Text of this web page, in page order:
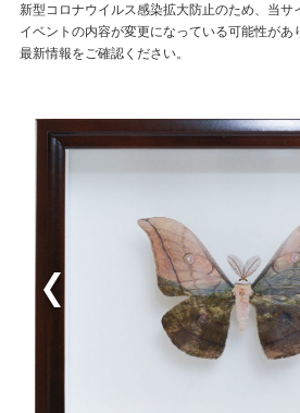
新型コロナウイルス感染拡大防止のため、当
イベントの内容が変更になっている可能性があ
最新情報をご確認ください。